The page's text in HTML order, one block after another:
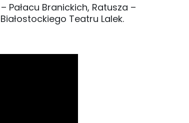
Branickich, Ratusza –
Teatru Lalek.